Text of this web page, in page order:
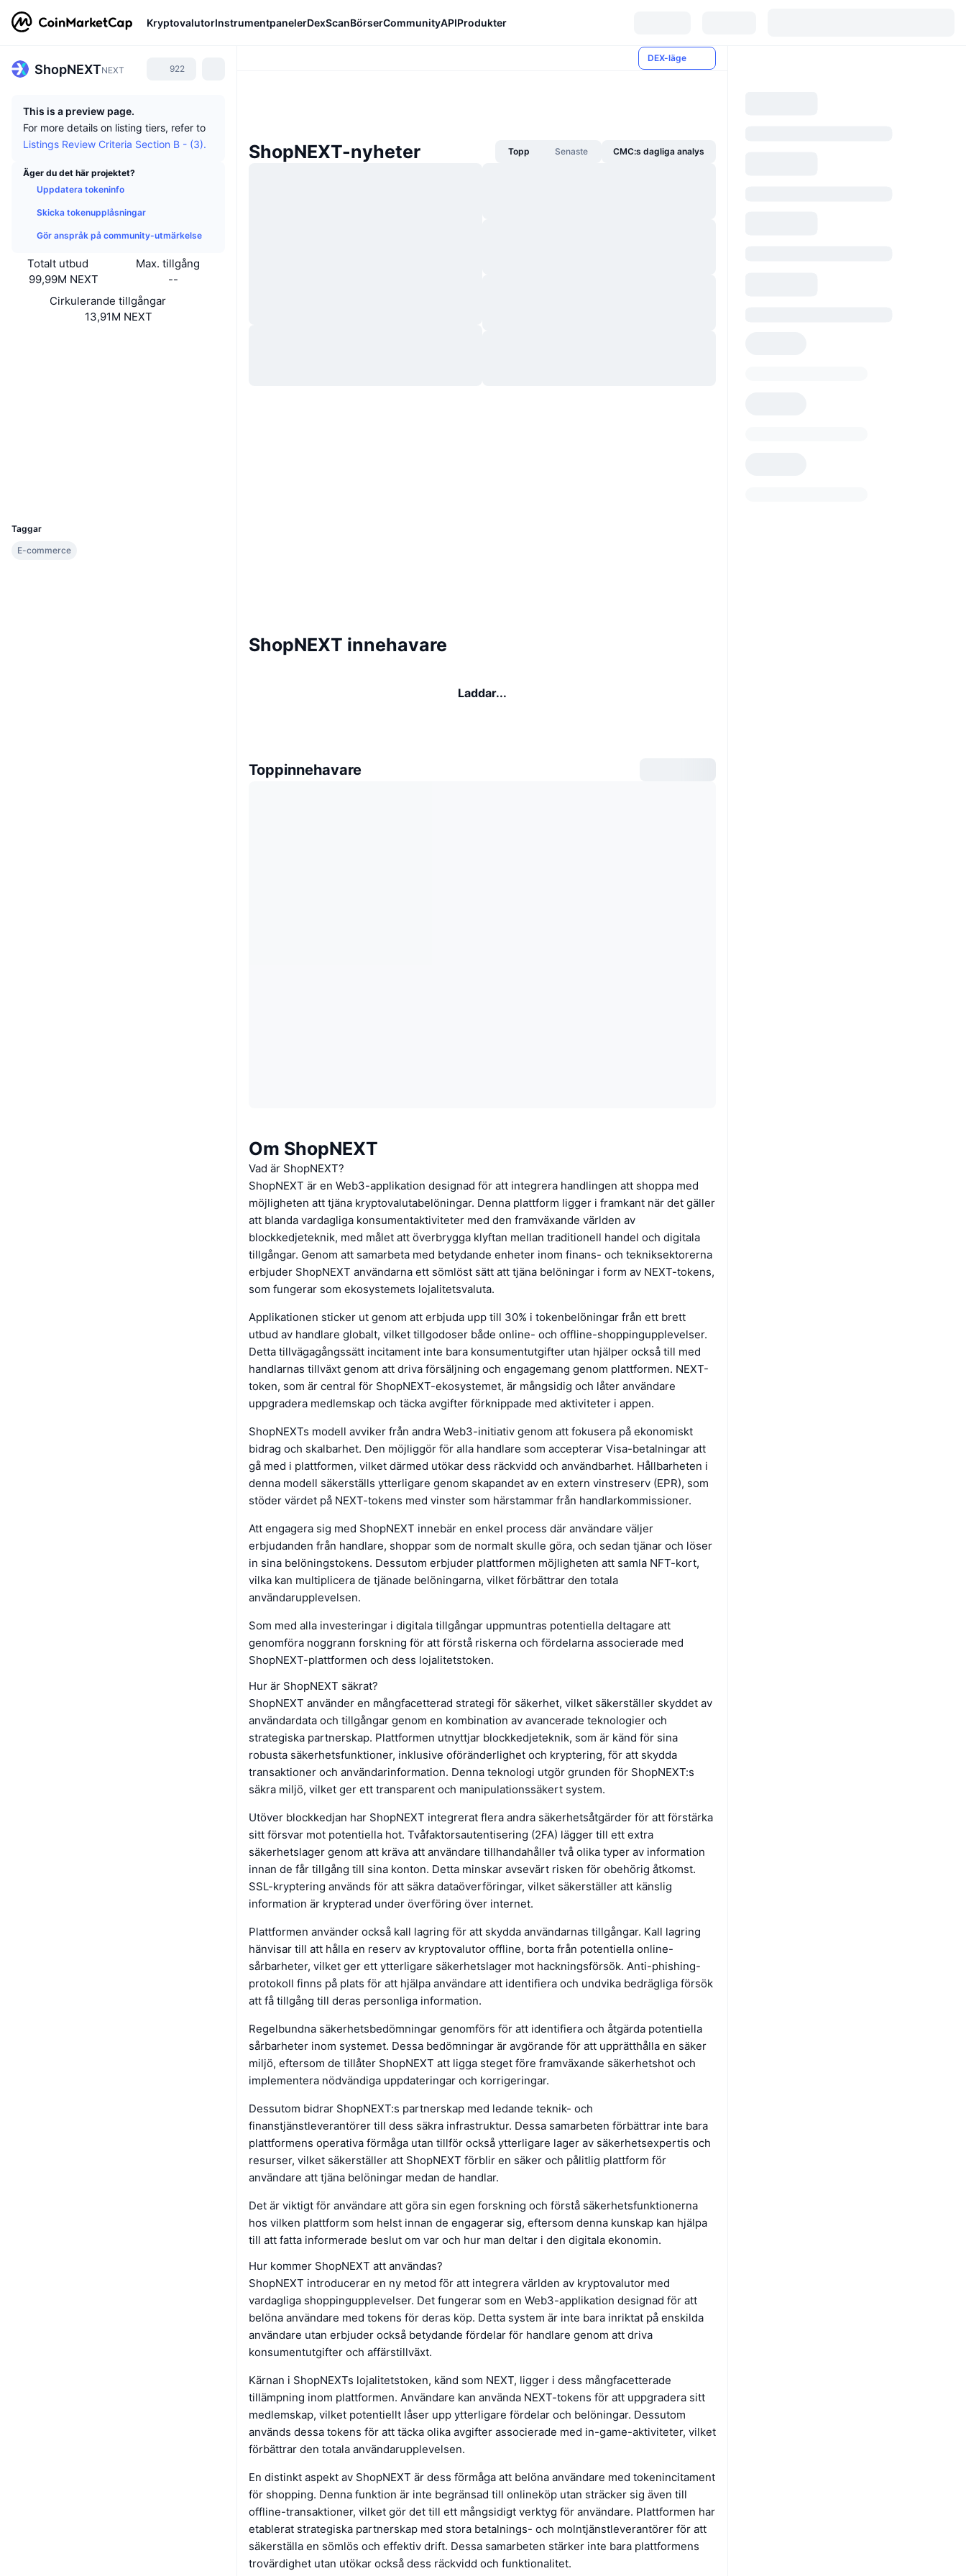
KryptovalutorInstrumentpanelerDexScanBörserCommunityAPIProdukter
ShopNEXTNEXT 922
This is a preview page.
For more details on listing tiers, refer to
Listings Review Criteria Section B - (3).
Äger du det här projektet?
Uppdatera tokeninfo
Skicka tokenupplåsningar
Gör anspråk på community-utmärkelse
Totalt utbud
99,99M NEXT
Max. tillgång
--
Cirkulerande tillgångar
13,91M NEXT
Taggar
E-commerce
DEX-läge
ShopNEXT-nyheter Topp Senaste CMC:s dagliga analys
ShopNEXT innehavare
Laddar...
Toppinnehavare
Om ShopNEXT
Vad är ShopNEXT?
ShopNEXT är en Web3-applikation designad för att integrera handlingen att shoppa med
möjligheten att tjäna kryptovalutabelöningar. Denna plattform ligger i framkant när det gäller
att blanda vardagliga konsumentaktiviteter med den framväxande världen av
blockkedjeteknik, med målet att överbrygga klyftan mellan traditionell handel och digitala
tillgångar. Genom att samarbeta med betydande enheter inom finans- och tekniksektorerna
erbjuder ShopNEXT användarna ett sömlöst sätt att tjäna belöningar i form av NEXT-tokens,
som fungerar som ekosystemets lojalitetsvaluta.
Applikationen sticker ut genom att erbjuda upp till 30% i tokenbelöningar från ett brett
utbud av handlare globalt, vilket tillgodoser både online- och offline-shoppingupplevelser.
Detta tillvägagångssätt incitament inte bara konsumentutgifter utan hjälper också till med
handlarnas tillväxt genom att driva försäljning och engagemang genom plattformen. NEXT-
token, som är central för ShopNEXT-ekosystemet, är mångsidig och låter användare
uppgradera medlemskap och täcka avgifter förknippade med aktiviteter i appen.
ShopNEXTs modell avviker från andra Web3-initiativ genom att fokusera på ekonomiskt
bidrag och skalbarhet. Den möjliggör för alla handlare som accepterar Visa-betalningar att
gå med i plattformen, vilket därmed utökar dess räckvidd och användbarhet. Hållbarheten i
denna modell säkerställs ytterligare genom skapandet av en extern vinstreserv (EPR), som
stöder värdet på NEXT-tokens med vinster som härstammar från handlarkommissioner.
Att engagera sig med ShopNEXT innebär en enkel process där användare väljer
erbjudanden från handlare, shoppar som de normalt skulle göra, och sedan tjänar och löser
in sina belöningstokens. Dessutom erbjuder plattformen möjligheten att samla NFT-kort,
vilka kan multiplicera de tjänade belöningarna, vilket förbättrar den totala
användarupplevelsen.
Som med alla investeringar i digitala tillgångar uppmuntras potentiella deltagare att
genomföra noggrann forskning för att förstå riskerna och fördelarna associerade med
ShopNEXT-plattformen och dess lojalitetstoken.
Hur är ShopNEXT säkrat?
ShopNEXT använder en mångfacetterad strategi för säkerhet, vilket säkerställer skyddet av
användardata och tillgångar genom en kombination av avancerade teknologier och
strategiska partnerskap. Plattformen utnyttjar blockkedjeteknik, som är känd för sina
robusta säkerhetsfunktioner, inklusive oföränderlighet och kryptering, för att skydda
transaktioner och användarinformation. Denna teknologi utgör grunden för ShopNEXT:s
säkra miljö, vilket ger ett transparent och manipulationssäkert system.
Utöver blockkedjan har ShopNEXT integrerat flera andra säkerhetsåtgärder för att förstärka
sitt försvar mot potentiella hot. Tvåfaktorsautentisering (2FA) lägger till ett extra
säkerhetslager genom att kräva att användare tillhandahåller två olika typer av information
innan de får tillgång till sina konton. Detta minskar avsevärt risken för obehörig åtkomst.
SSL-kryptering används för att säkra dataöverföringar, vilket säkerställer att känslig
information är krypterad under överföring över internet.
Plattformen använder också kall lagring för att skydda användarnas tillgångar. Kall lagring
hänvisar till att hålla en reserv av kryptovalutor offline, borta från potentiella online-
sårbarheter, vilket ger ett ytterligare säkerhetslager mot hackningsförsök. Anti-phishing-
protokoll finns på plats för att hjälpa användare att identifiera och undvika bedrägliga försök
att få tillgång till deras personliga information.
Regelbundna säkerhetsbedömningar genomförs för att identifiera och åtgärda potentiella
sårbarheter inom systemet. Dessa bedömningar är avgörande för att upprätthålla en säker
miljö, eftersom de tillåter ShopNEXT att ligga steget före framväxande säkerhetshot och
implementera nödvändiga uppdateringar och korrigeringar.
Dessutom bidrar ShopNEXT:s partnerskap med ledande teknik- och
finanstjänstleverantörer till dess säkra infrastruktur. Dessa samarbeten förbättrar inte bara
plattformens operativa förmåga utan tillför också ytterligare lager av säkerhetsexpertis och
resurser, vilket säkerställer att ShopNEXT förblir en säker och pålitlig plattform för
användare att tjäna belöningar medan de handlar.
Det är viktigt för användare att göra sin egen forskning och förstå säkerhetsfunktionerna
hos vilken plattform som helst innan de engagerar sig, eftersom denna kunskap kan hjälpa
till att fatta informerade beslut om var och hur man deltar i den digitala ekonomin.
Hur kommer ShopNEXT att användas?
ShopNEXT introducerar en ny metod för att integrera världen av kryptovalutor med
vardagliga shoppingupplevelser. Det fungerar som en Web3-applikation designad för att
belöna användare med tokens för deras köp. Detta system är inte bara inriktat på enskilda
användare utan erbjuder också betydande fördelar för handlare genom att driva
konsumentutgifter och affärstillväxt.
Kärnan i ShopNEXTs lojalitetstoken, känd som NEXT, ligger i dess mångfacetterade
tillämpning inom plattformen. Användare kan använda NEXT-tokens för att uppgradera sitt
medlemskap, vilket potentiellt låser upp ytterligare fördelar och belöningar. Dessutom
används dessa tokens för att täcka olika avgifter associerade med in-game-aktiviteter, vilket
förbättrar den totala användarupplevelsen.
En distinkt aspekt av ShopNEXT är dess förmåga att belöna användare med tokenincitament
för shopping. Denna funktion är inte begränsad till onlineköp utan sträcker sig även till
offline-transaktioner, vilket gör det till ett mångsidigt verktyg för användare. Plattformen har
etablerat strategiska partnerskap med stora betalnings- och molntjänstleverantörer för att
säkerställa en sömlös och effektiv drift. Dessa samarbeten stärker inte bara plattformens
trovärdighet utan utökar också dess räckvidd och funktionalitet.